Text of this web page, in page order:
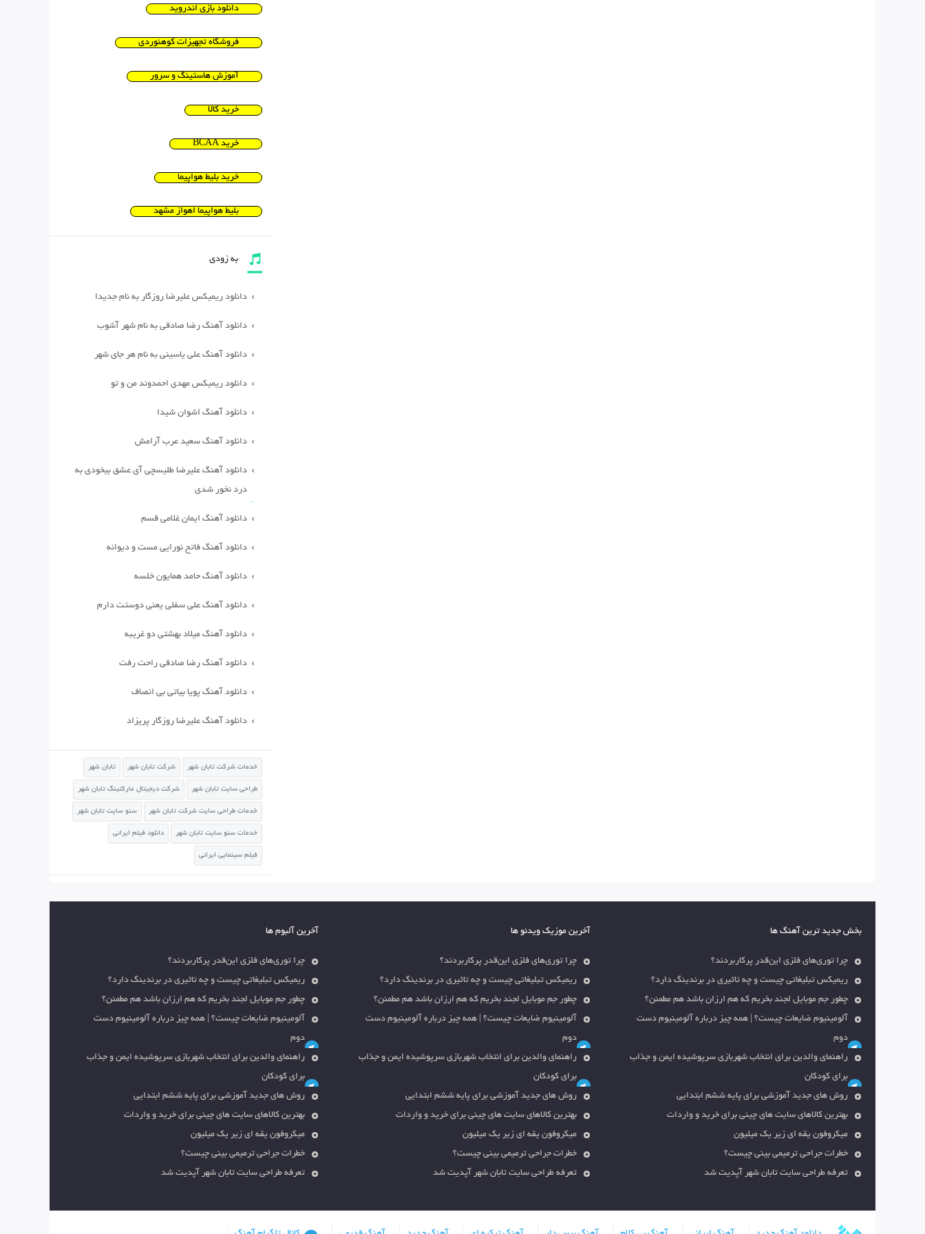
دانلود بازی اندروید
فروشگاه تجهیزات کوهنوردی
آموزش هاستینگ و سرور
خرید کالا
خرید BCAA
خرید بلیط هواپیما
بلیط هواپیما اهواز مشهد
به زودی
دانلود ریمیکس علیرضا روزگار به نام جدیدا
دانلود آهنگ رضا صادقی به نام شهر آشوب
دانلود آهنگ علی یاسینی به نام هر جای شهر
دانلود ریمیکس مهدی احمدوند من و تو
دانلود آهنگ اشوان شیدا
دانلود آهنگ سعید عرب آرامش
دانلود آهنگ علیرضا طلیسچی آی عشق بیخودی به
درد نخور شدی
دانلود آهنگ ایمان غلامی قسم
دانلود آهنگ فاتح نورایی مست و دیوانه
دانلود آهنگ حامد همایون خلسه
دانلود آهنگ علی سفلی یعنی دوستت دارم
دانلود آهنگ میلاد بهشتی دو غریبه
دانلود آهنگ رضا صادقی راحت رفت
دانلود آهنگ پویا بیاتی بی انصاف
دانلود آهنگ علیرضا روزگار پریزاد
خدمات شرکت تابان شهر شرکت تابان شهر تابان شهر
طراحی سایت تابان شهر شرکت دیجیتال مارکتینگ تابان شهر
خدمات طراحی سایت شرکت تابان شهر سئو سایت تابان شهر
خدمات سئو سایت تابان شهر دانلود فیلم ایرانی
فیلم سینمایی ایرانی
بخش جدید ترین آهنگ ها
چرا توری‌های فلزی این‌قدر پرکاربردند؟
ریمیکس تبلیغاتی چیست و چه تاثیری در برندینگ دارد؟
چطور جم موبایل لجند بخریم که هم ارزان باشد هم مطمئن؟
آلومینیوم ضایعات چیست؟ | همه چیز درباره آلومینیوم دست
دوم
راهنمای والدین برای انتخاب شهربازی سرپوشیده ایمن و جذاب
برای کودکان
روش های جدید آموزشی برای پایه ششم ابتدایی
بهترین کالاهای سایت های چینی برای خرید و واردات
میکروفون یقه ای زیر یک میلیون
خطرات جراحی ترمیمی بینی چیست؟
تعرفه طراحی سایت تابان شهر آپدیت شد
آخرین موزیک ویدئو ها
چرا توری‌های فلزی این‌قدر پرکاربردند؟
ریمیکس تبلیغاتی چیست و چه تاثیری در برندینگ دارد؟
چطور جم موبایل لجند بخریم که هم ارزان باشد هم مطمئن؟
آلومینیوم ضایعات چیست؟ | همه چیز درباره آلومینیوم دست
دوم
راهنمای والدین برای انتخاب شهربازی سرپوشیده ایمن و جذاب
برای کودکان
روش های جدید آموزشی برای پایه ششم ابتدایی
بهترین کالاهای سایت های چینی برای خرید و واردات
میکروفون یقه ای زیر یک میلیون
خطرات جراحی ترمیمی بینی چیست؟
تعرفه طراحی سایت تابان شهر آپدیت شد
آخرین آلبوم ها
چرا توری‌های فلزی این‌قدر پرکاربردند؟
ریمیکس تبلیغاتی چیست و چه تاثیری در برندینگ دارد؟
چطور جم موبایل لجند بخریم که هم ارزان باشد هم مطمئن؟
آلومینیوم ضایعات چیست؟ | همه چیز درباره آلومینیوم دست
دوم
راهنمای والدین برای انتخاب شهربازی سرپوشیده ایمن و جذاب
برای کودکان
روش های جدید آموزشی برای پایه ششم ابتدایی
بهترین کالاهای سایت های چینی برای خرید و واردات
میکروفون یقه ای زیر یک میلیون
خطرات جراحی ترمیمی بینی چیست؟
تعرفه طراحی سایت تابان شهر آپدیت شد